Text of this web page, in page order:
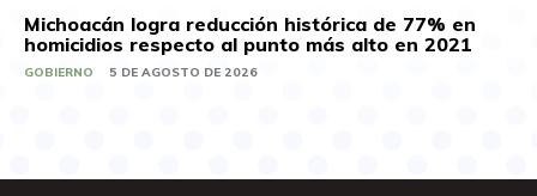
Michoacán logra reducción histórica de 77% en
homicidios respecto al punto más alto en 2021
GOBIERNO 5 DE AGOSTO DE 2026